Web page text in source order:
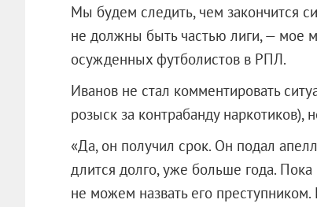
Мы будем следить, чем закончится
не должны быть частью лиги, — мое
осужденных футболистов в РПЛ.
Иванов не стал комментировать
розыск за контрабанду наркотиков),
«Да, он получил срок. Он подал
длится долго, уже больше года.
не можем назвать его